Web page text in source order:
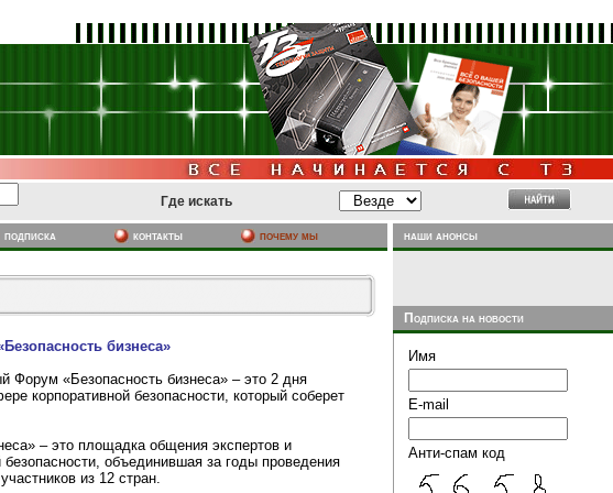
Где искать
подписка контакты почему мы наши анонсы
бизнеса»
Форум «Безопасность бизнеса» – это 2 дня
корпоративной безопасности, который соберет
– это площадка общения экспертов и
объединившая за годы проведения
из 12 стран.
Подписка на новости
Имя
E-mail
Анти-спам код